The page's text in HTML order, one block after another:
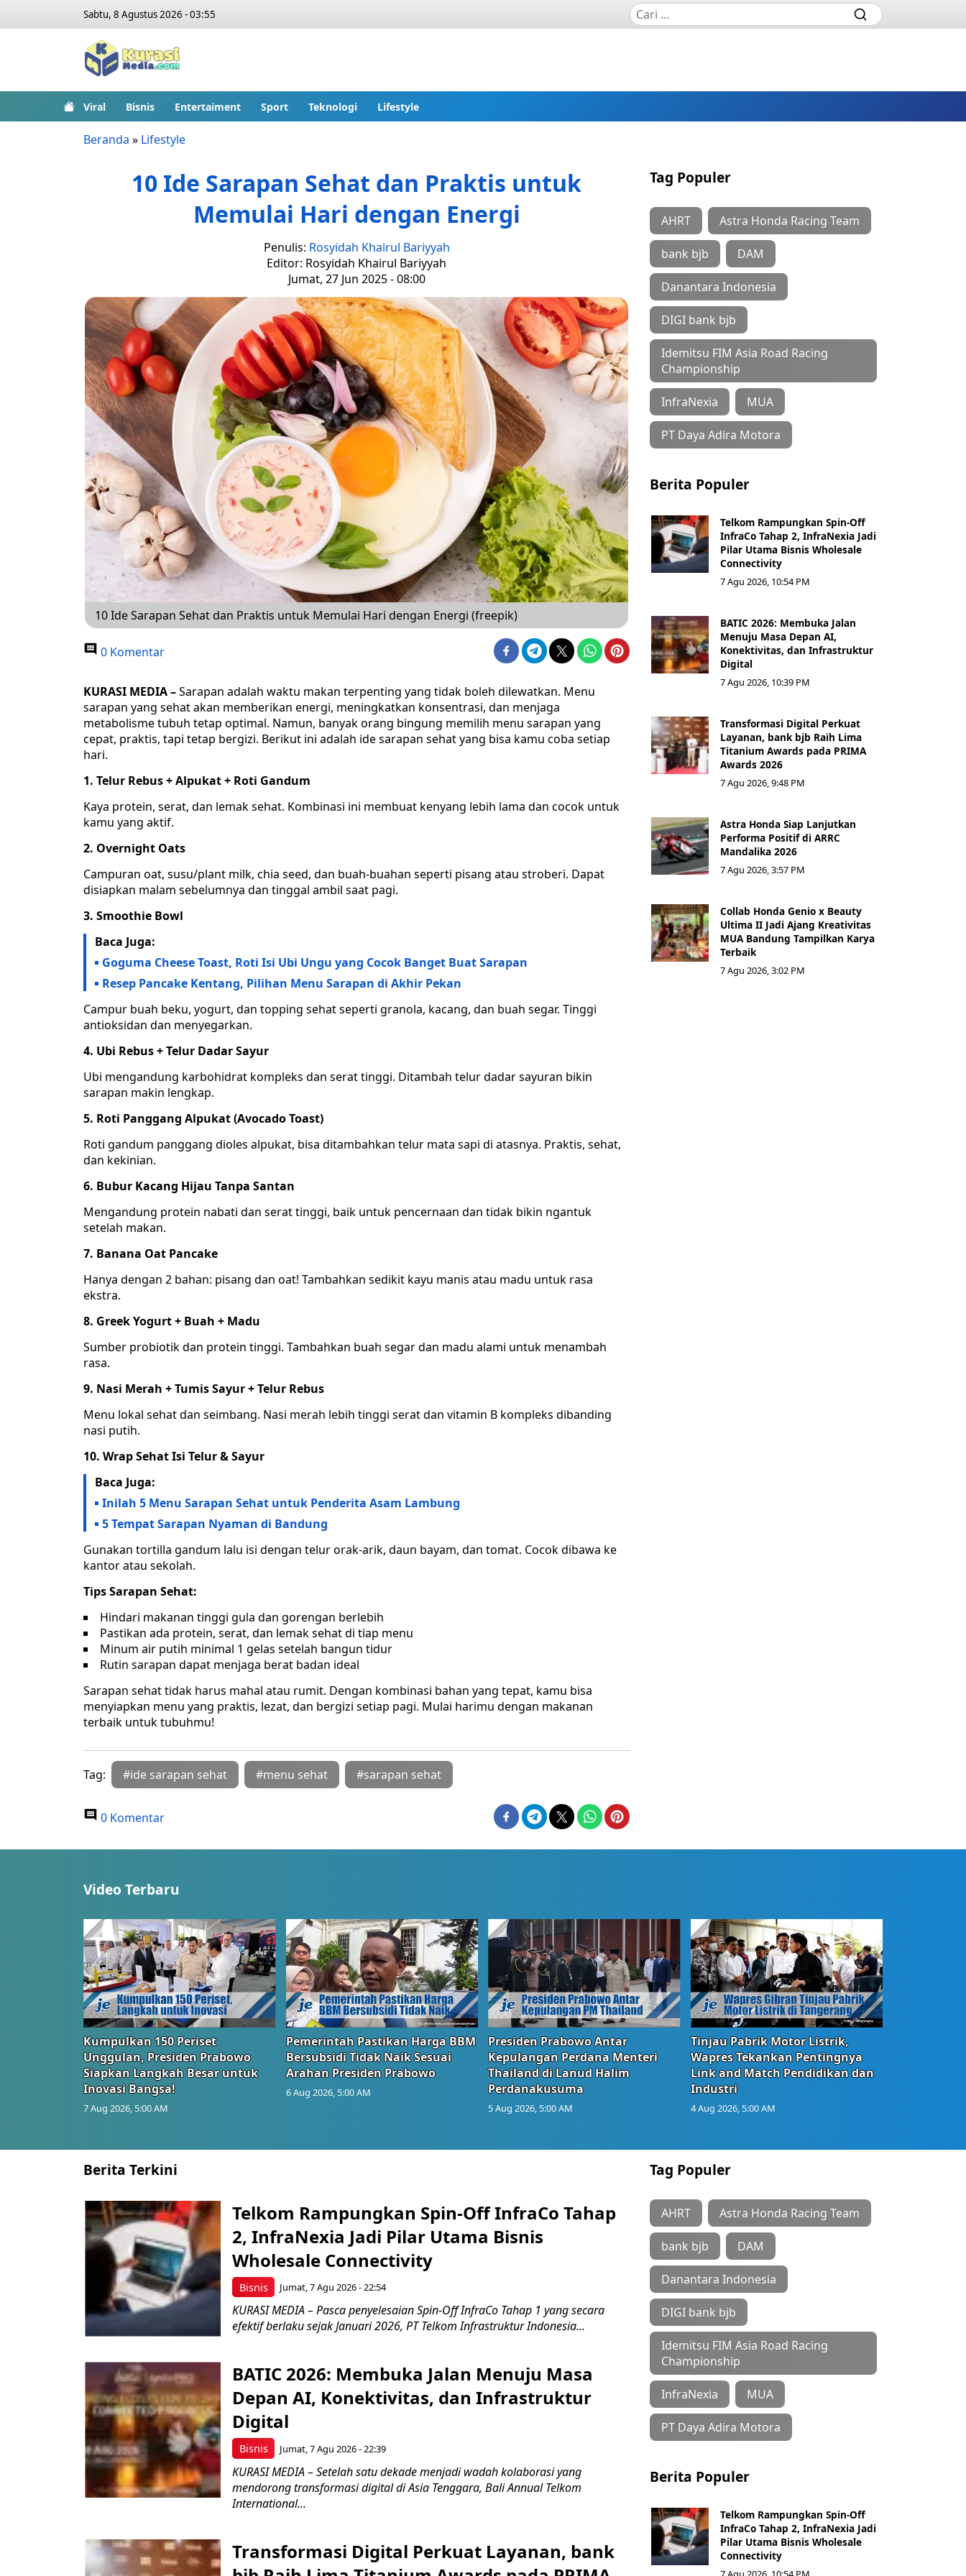
Sabtu, 8 Agustus 2026 - 03:55
Viral Bisnis Entertaiment Sport Teknologi Lifestyle
Beranda » Lifestyle
10 Ide Sarapan Sehat dan Praktis untuk
Memulai Hari dengan Energi
Penulis: Rosyidah Khairul Bariyyah
Editor: Rosyidah Khairul Bariyyah
Jumat, 27 Jun 2025 - 08:00
10 Ide Sarapan Sehat dan Praktis untuk Memulai Hari dengan Energi (freepik)
0 Komentar
KURASI MEDIA –Sarapan adalah waktu makan terpenting yang tidak boleh dilewatkan. Menu
sarapan yang sehat akan memberikan energi, meningkatkan konsentrasi, dan menjaga
metabolisme tubuh tetap optimal. Namun, banyak orang bingung memilih menu sarapan yang
cepat, praktis, tapi tetap bergizi. Berikut ini adalah ide sarapan sehat yang bisa kamu coba setiap
hari.
1. Telur Rebus + Alpukat + Roti Gandum
Kaya protein, serat, dan lemak sehat. Kombinasi ini membuat kenyang lebih lama dan cocok untuk
kamu yang aktif.
2. Overnight Oats
Campuran oat, susu/plant milk, chia seed, dan buah-buahan seperti pisang atau stroberi. Dapat
disiapkan malam sebelumnya dan tinggal ambil saat pagi.
3. Smoothie Bowl
Baca Juga:
Goguma Cheese Toast, Roti Isi Ubi Ungu yang Cocok Banget Buat Sarapan
Resep Pancake Kentang, Pilihan Menu Sarapan di Akhir Pekan
Campur buah beku, yogurt, dan topping sehat seperti granola, kacang, dan buah segar. Tinggi
antioksidan dan menyegarkan.
4. Ubi Rebus + Telur Dadar Sayur
Ubi mengandung karbohidrat kompleks dan serat tinggi. Ditambah telur dadar sayuran bikin
sarapan makin lengkap.
5. Roti Panggang Alpukat (Avocado Toast)
Roti gandum panggang dioles alpukat, bisa ditambahkan telur mata sapi di atasnya. Praktis, sehat,
dan kekinian.
6. Bubur Kacang Hijau Tanpa Santan
Mengandung protein nabati dan serat tinggi, baik untuk pencernaan dan tidak bikin ngantuk
setelah makan.
7. Banana Oat Pancake
Hanya dengan 2 bahan: pisang dan oat! Tambahkan sedikit kayu manis atau madu untuk rasa
ekstra.
8. Greek Yogurt + Buah + Madu
Sumber probiotik dan protein tinggi. Tambahkan buah segar dan madu alami untuk menambah
rasa.
9. Nasi Merah + Tumis Sayur + Telur Rebus
Menu lokal sehat dan seimbang. Nasi merah lebih tinggi serat dan vitamin B kompleks dibanding
nasi putih.
10. Wrap Sehat Isi Telur & Sayur
Baca Juga:
Inilah 5 Menu Sarapan Sehat untuk Penderita Asam Lambung
5 Tempat Sarapan Nyaman di Bandung
Gunakan tortilla gandum lalu isi dengan telur orak-arik, daun bayam, dan tomat. Cocok dibawa ke
kantor atau sekolah.
Tips Sarapan Sehat:
Hindari makanan tinggi gula dan gorengan berlebih
Pastikan ada protein, serat, dan lemak sehat di tiap menu
Minum air putih minimal 1 gelas setelah bangun tidur
Rutin sarapan dapat menjaga berat badan ideal
Sarapan sehat tidak harus mahal atau rumit. Dengan kombinasi bahan yang tepat, kamu bisa
menyiapkan menu yang praktis, lezat, dan bergizi setiap pagi. Mulai harimu dengan makanan
terbaik untuk tubuhmu!
Tag: #ide sarapan sehat #menu sehat #sarapan sehat
0 Komentar
Tag Populer
AHRT Astra Honda Racing Team
bank bjb DAM
Danantara Indonesia
DIGI bank bjb
Idemitsu FIM Asia Road Racing
Championship
InfraNexia MUA
PT Daya Adira Motora
Berita Populer
Telkom Rampungkan Spin-Off
InfraCo Tahap 2, InfraNexia Jadi
Pilar Utama Bisnis Wholesale
Connectivity
7 Agu 2026, 10:54 PM
BATIC 2026: Membuka Jalan
Menuju Masa Depan AI,
Konektivitas, dan Infrastruktur
Digital
7 Agu 2026, 10:39 PM
Transformasi Digital Perkuat
Layanan, bank bjb Raih Lima
Titanium Awards pada PRIMA
Awards 2026
7 Agu 2026, 9:48 PM
Astra Honda Siap Lanjutkan
Performa Positif di ARRC
Mandalika 2026
7 Agu 2026, 3:57 PM
Collab Honda Genio x Beauty
Ultima II Jadi Ajang Kreativitas
MUA Bandung Tampilkan Karya
Terbaik
7 Agu 2026, 3:02 PM
Video Terbaru
Kumpulkan 150 Periset
Unggulan, Presiden Prabowo
Siapkan Langkah Besar untuk
Inovasi Bangsa!
7 Aug 2026, 5:00 AM
Pemerintah Pastikan Harga BBM
Bersubsidi Tidak Naik Sesuai
Arahan Presiden Prabowo
6 Aug 2026, 5:00 AM
Presiden Prabowo Antar
Kepulangan Perdana Menteri
Thailand di Lanud Halim
Perdanakusuma
5 Aug 2026, 5:00 AM
Tinjau Pabrik Motor Listrik,
Wapres Tekankan Pentingnya
Link and Match Pendidikan dan
Industri
4 Aug 2026, 5:00 AM
Berita Terkini
Bisnis
Telkom Rampungkan Spin-Off InfraCo Tahap
2, InfraNexia Jadi Pilar Utama Bisnis
Wholesale Connectivity
Jumat, 7 Agu 2026 - 22:54
KURASI MEDIA – Pasca penyelesaian Spin-Off InfraCo Tahap 1 yang secara
efektif berlaku sejak Januari 2026, PT Telkom Infrastruktur Indonesia...
Bisnis
BATIC 2026: Membuka Jalan Menuju Masa
Depan AI, Konektivitas, dan Infrastruktur
Digital
Jumat, 7 Agu 2026 - 22:39
KURASI MEDIA – Setelah satu dekade menjadi wadah kolaborasi yang
mendorong transformasi digital di Asia Tenggara, Bali Annual Telkom
International...
Transformasi Digital Perkuat Layanan, bank
Tag Populer
AHRT Astra Honda Racing Team
bank bjb DAM
Danantara Indonesia
DIGI bank bjb
Idemitsu FIM Asia Road Racing
Championship
InfraNexia MUA
PT Daya Adira Motora
Berita Populer
Telkom Rampungkan Spin-Off
InfraCo Tahap 2, InfraNexia Jadi
Pilar Utama Bisnis Wholesale
Connectivity